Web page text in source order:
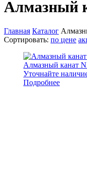
Алмазный
Главная Каталог
Сортировать: по цене
Алмазный канат
Уточнайте
Подробнее